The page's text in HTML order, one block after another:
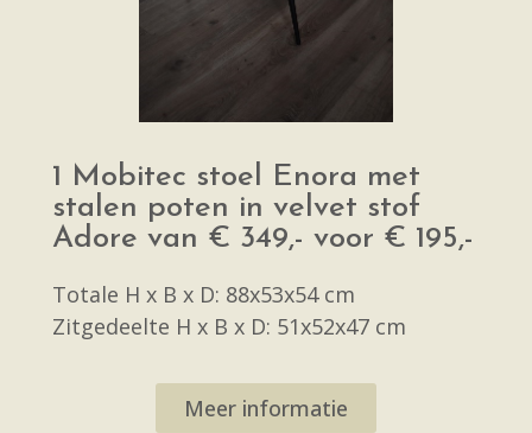
1 Mobitec stoel Enora met
stalen poten in velvet stof
Adore van € 349,- voor € 195,-
Totale H x B x D: 88x53x54 cm
Zitgedeelte H x B x D: 51x52x47 cm
Meer informatie